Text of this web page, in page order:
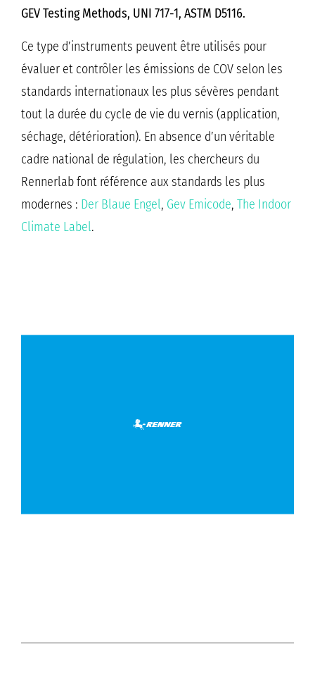
GEV Testing Methods, UNI 717-1, ASTM D5116.
Ce type d’instruments peuvent être utilisés pour
évaluer et contrôler les émissions de COV selon les
standards internationaux les plus sévères pendant
tout la durée du cycle de vie du vernis (application,
séchage, détérioration). En absence d’un véritable
cadre national de régulation, les chercheurs du
Rennerlab font référence aux standards les plus
modernes : Der Blaue Engel, Gev Emicode, The Indoor
Climate Label.